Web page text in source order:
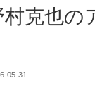
克也の
05-31